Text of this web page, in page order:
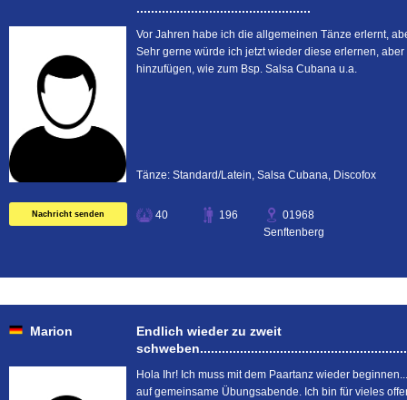
................................................
Vor Jahren habe ich die allgemeinen Tänze erlernt,
Sehr gerne würde ich jetzt wieder diese erlernen,
hinzufügen, wie zum Bsp. Salsa Cubana u.a.
Tänze: Standard/Latein, Salsa Cubana, Discofox
Nachricht senden 40 196
01968
Senftenberg
Marion
Endlich wieder zu zweit
Hola Ihr! Ich muss mit dem Paartanz wieder
auf gemeinsame Übungsabende. Ich bin für vieles